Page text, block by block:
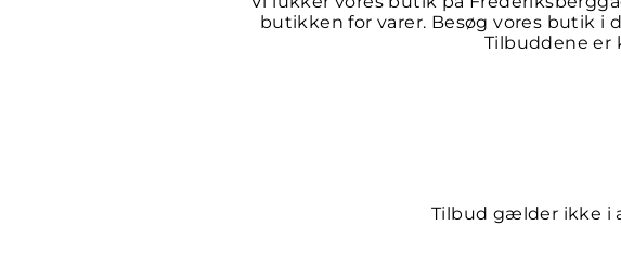
butikken for varer. Besøg vores butik i
Tilbuddene er
Tilbud gælder ikke i